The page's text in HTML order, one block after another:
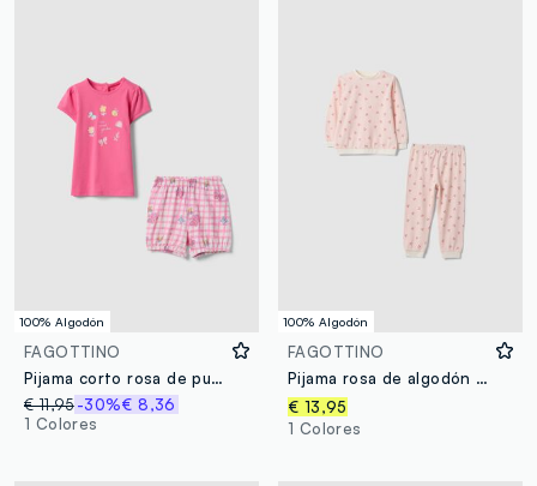
100% Algodón
FAGOTTINO
Pijama corto rosa de puro algodón para bebé con dibujos
€ 11,95-30%€ 8,36
1 Colores
100% Algodón
FAGOTTINO
Pijama rosa de algodón puro para recién nacido, ajuste regular, con cerezas
€ 13,95
1 Colores